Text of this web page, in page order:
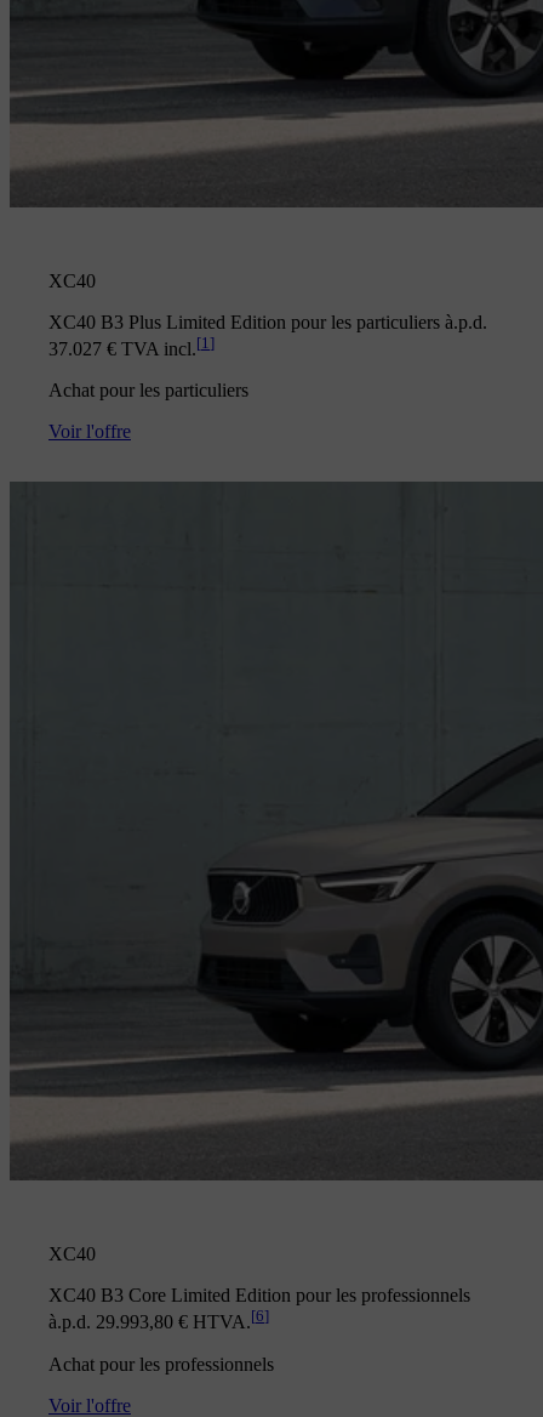
XC40
XC40 B3 Plus Limited Edition pour les particuliers à.p.d.
37.027 € TVA incl.[1]
Achat pour les particuliers
Voir l'offre
XC40
XC40 B3 Core Limited Edition pour les professionnels
à.p.d. 29.993,80 € HTVA.[6]
Achat pour les professionnels
Voir l'offre